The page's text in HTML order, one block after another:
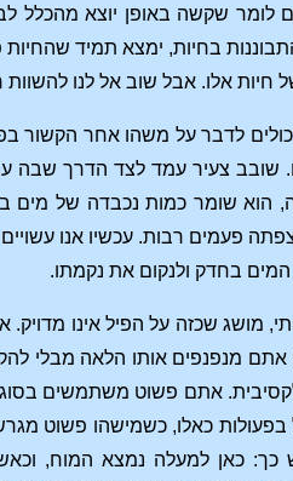
לומר שקשה באופן יוצא מהכלל
בחיות, ימצא תמיד שהחיות
חיות אלו. אבל שוב אל לנו
לדבר על משהו אחר הקשור
שובב צעיר עמד לצד הדרך שבה
הוא שומר כמות נכבדה של מים
פעמים רבות. עכשיו אנו
בחדק ולנקום את נקמתו.
מושג שכזה על הפיל אינו
אתם מנפנפים אותו הלאה מבלי
אתם פשוט משתמשים בסוג
בפעולות כאלו, כשמישהו פשוט
כאן למעלה נמצא המוח,